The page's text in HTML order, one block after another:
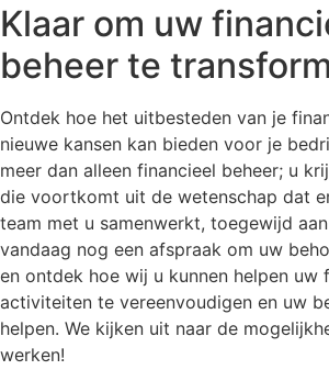
Klaar om uw
beheer te
Ontdek hoe het uitbesteden van je
nieuwe kansen kan bieden voor je
meer dan alleen financieel beheer; u
die voortkomt uit de wetenschap dat
team met u samenwerkt, toegewijd
vandaag nog een afspraak om uw
en ontdek hoe wij u kunnen helpen uw
activiteiten te vereenvoudigen en uw
helpen. We kijken uit naar de
werken!